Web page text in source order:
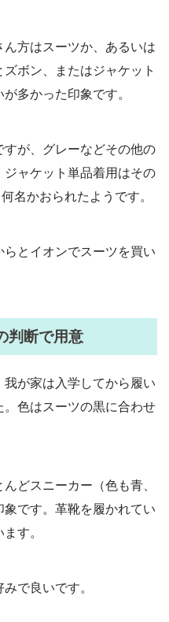
方はスーツか、あるいは
ボン、またはジャケット
多かった印象です。
が、グレーなどその他の
ャケット単品着用はその
名かおられたようです。
とイオンでスーツを買い
判断で用意
が家は入学してから履い
色はスーツの黒に合わせ
どスニーカー（色も青、
です。革靴を履かれてい
す。
で良いです。